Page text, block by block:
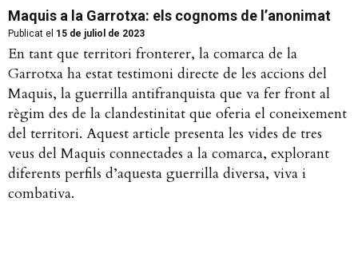
Maquis a la Garrotxa: els cognoms de l’anonimat
Publicat el 15 de juliol de 2023
En tant que territori fronterer, la comarca de la
Garrotxa ha estat testimoni directe de les accions del
Maquis, la guerrilla antifranquista que va fer front al
règim des de la clandestinitat que oferia el coneixement
del territori. Aquest article presenta les vides de tres
veus del Maquis connectades a la comarca, explorant
diferents perfils d’aquesta guerrilla diversa, viva i
combativa.